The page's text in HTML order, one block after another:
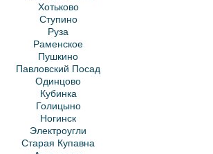
Хотьково
Ступино
Руза
Раменское
Пушкино
Павловский Посад
Одинцово
Кубинка
Голицыно
Ногинск
Электроугли
Старая Купавна